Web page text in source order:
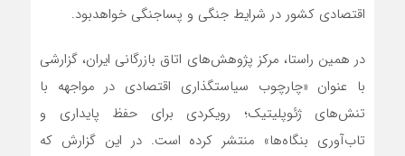
اقتصادی کشور در شرایط جنگی و پساجنگی خواهدبود.
در همین راستا، مرکز پژوهش‌های اتاق بازرگانی ایران، گزارشی
با عنوان «چارچوب سیاستگذاری اقتصادی در مواجهه با
تنش‌های ژئوپلیتیک؛ رویکردی برای حفظ پایداری و
تاب‌آوری بنگاه‌ها» منتشر کرده است. در این گزارش که